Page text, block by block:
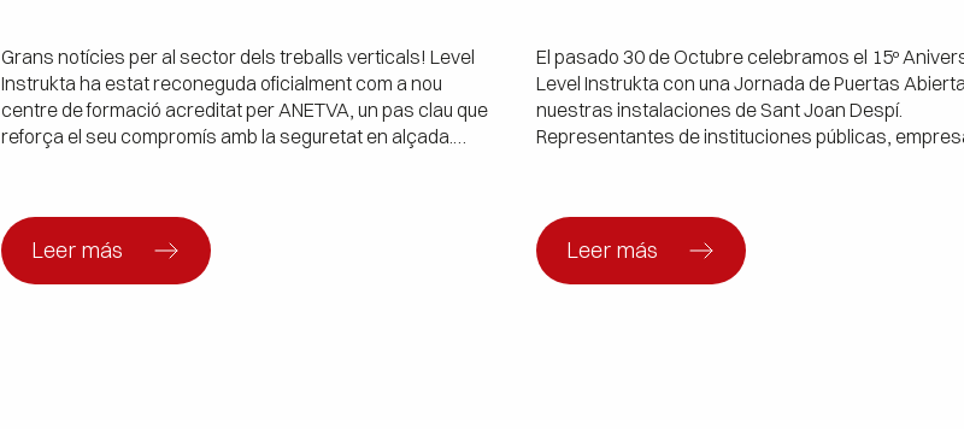
Grans notícies per al sector dels treballs verticals! Level
Instrukta ha estat reconeguda oficialment com a nou
centre de formació acreditat per ANETVA, un pas clau que
reforça el seu compromís amb la seguretat en alçada.
que els cursos […]
Leer más
El pasado 30 de Octubre celebramos el 15º
Level Instrukta con una Jornada de Puertas
nuestras instalaciones de Sant Joan Despí.
Representantes de instituciones públicas,
Jornada fuera todo un éxito. Una jornada en la que
[…]
Leer más